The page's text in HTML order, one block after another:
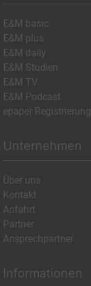
E&M basic
E&M plus
E&M daily
E&M Studien
E&M TV
E&M Podcast
epaper Registrierung
Unternehmen
Über uns
Kontakt
Anfahrt
Partner
Ansprechpartner
Informationen